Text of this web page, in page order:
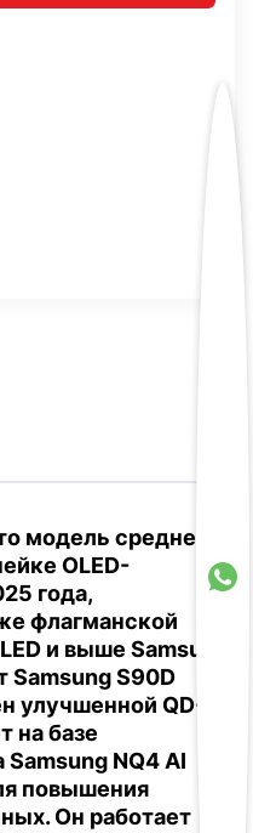
модель среднего
OLED-
года,
флагманской
и выше Samsung
Samsung S90D
улучшенной QD-
на базе
NQ4 AI
повышения
Он работает